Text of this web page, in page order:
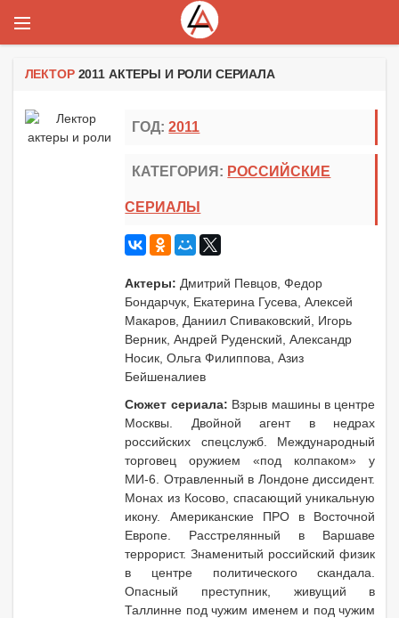
ЛЕКТОР2011 АКТЕРЫ И РОЛИ СЕРИАЛА
ГОД:2011
КАТЕГОРИЯ: РОССИЙСКИЕ
СЕРИАЛЫ
Актеры: Дмитрий Певцов, Федор
Бондарчук, Екатерина Гусева, Алексей
Макаров, Даниил Спиваковский, Игорь
Верник, Андрей Руденский, Александр
Носик, Ольга Филиппова, Азиз
Бейшеналиев
Сюжет сериала: Взрыв машины в центре
Москвы. Двойной агент в недрах
российских спецслужб. Международный
торговец оружием «под колпаком» у
МИ-6. Отравленный в Лондоне диссидент.
Монах из Косово, спасающий уникальную
икону. Американские ПРО в Восточной
Европе. Расстрелянный в Варшаве
террорист. Знаменитый российский физик
в центре политического скандала.
Опасный преступник, живущий в
Таллинне под чужим именем и под чужим